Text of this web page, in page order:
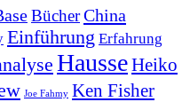
BücherChina
Einführung Erfahrung
HausseHeiko
Joe Fahmy Ken Fisher